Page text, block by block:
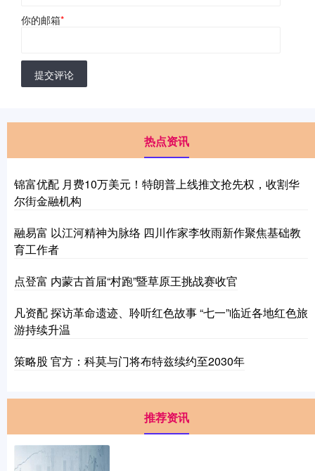
你的邮箱*
提交评论
热点资讯
锦富优配 月费10万美元！特朗普上线推文抢先权，收割华
尔街金融机构
融易富 以江河精神为脉络 四川作家李牧雨新作聚焦基础教
育工作者
点登富 内蒙古首届“村跑”暨草原王挑战赛收官
凡资配 探访革命遗迹、聆听红色故事 “七一”临近各地红色旅
游持续升温
策略股 官方：科莫与门将布特兹续约至2030年
推荐资讯